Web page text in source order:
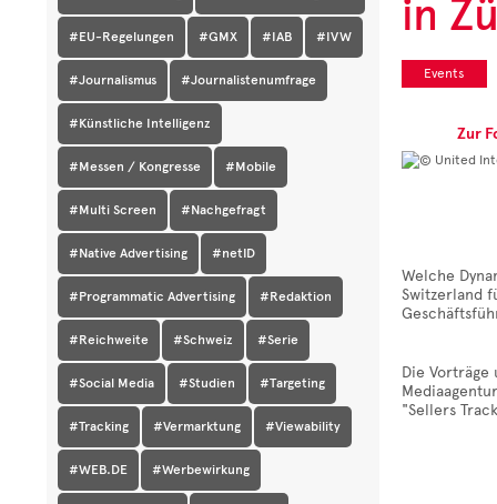
#EU-Regelungen #GMX #IAB #IVW
#Journalismus #Journalistenumfrage
#Künstliche Intelligenz
#Messen / Kongresse #Mobile
#Multi Screen #Nachgefragt
#Native Advertising #netID
#Programmatic Advertising #Redaktion
#Reichweite #Schweiz #Serie
#Social Media #Studien #Targeting
#Tracking #Vermarktung #Viewability
#WEB.DE #Werbewirkung
in
Events
Zur
Welche
Switzerland
Die Vorträge
"Sellers